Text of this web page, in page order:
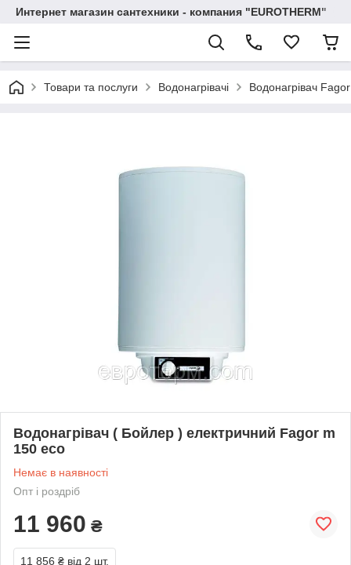
Интернет магазин сантехники - компания "EUROTHERM"
Товари та послуги Водонагрівачі Водонагрівач Fagor
Водонагрівач ( Бойлер ) електричний Fagor m
150 eco
Немає в наявності
Опт і роздріб
11 960 ₴
11 856 ₴ від 2 шт.